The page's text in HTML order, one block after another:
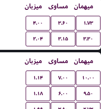
میزبان مساوی میهمان
۴.۰۰ ۳.۶۰ ۱.۷۳
۲.۰۴ ۳.۱۵ ۳.۳۰
میزبان مساوی میهمان
۱.۱۴ ۷.۰۰ ۱۰.۰۰
۱.۱۸ ۶.۰۰ ۹.۵۰